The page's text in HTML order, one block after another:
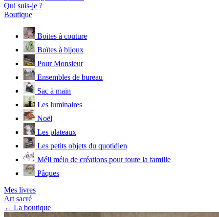
Qui suis-je ?
Boutique
Boites à couture
Boïtes à bijoux
Pour Monsieur
Ensembles de bureau
Sac à main
Les luminaires
Noël
Les plateaux
Les petits objets du quotidien
Méli mélo de créations pour toute la famille
Pâques
Mes livres
Art sacré
← La boutique